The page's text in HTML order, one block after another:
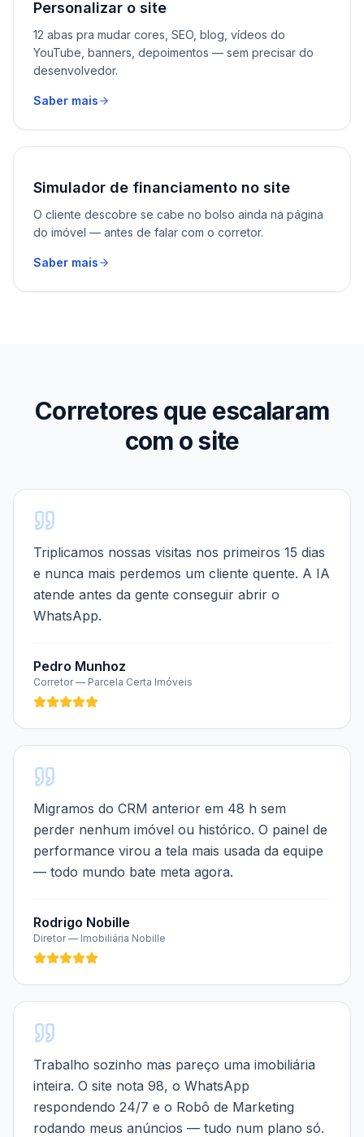
Personalizar o site
12 abas pra mudar cores, SEO, blog, vídeos do
YouTube, banners, depoimentos — sem precisar do
desenvolvedor.
Saber mais
Simulador de financiamento no site
O cliente descobre se cabe no bolso ainda na página
do imóvel — antes de falar com o corretor.
Saber mais
Corretores que escalaram
com o site
Triplicamos nossas visitas nos primeiros 15 dias
e nunca mais perdemos um cliente quente. A IA
atende antes da gente conseguir abrir o
WhatsApp.
Pedro Munhoz
Corretor— Parcela Certa Imóveis
Migramos do CRM anterior em 48 h sem
perder nenhum imóvel ou histórico. O painel de
performance virou a tela mais usada da equipe
— todo mundo bate meta agora.
Rodrigo Nobille
Diretor— Imobiliária Nobille
Trabalho sozinho mas pareço uma imobiliária
inteira. O site nota 98, o WhatsApp
respondendo 24/7 e o Robô de Marketing
rodando meus anúncios — tudo num plano só.